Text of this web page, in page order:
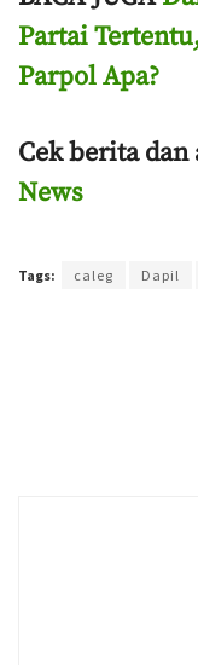
Partai
Parpol Apa?
Cek berita
News
Tags: caleg Dapil